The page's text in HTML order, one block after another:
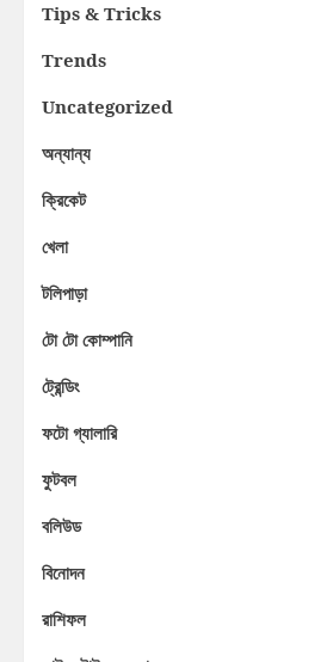
Tips & Tricks
Trends
Uncategorized
অন্যান্য
ক্রিকেট
খেলা
টলিপাড়া
টো টো কোম্পানি
ট্রেন্ডিং
ফটো গ্যালারি
ফুটবল
বলিউড
বিনোদন
রাশিফল